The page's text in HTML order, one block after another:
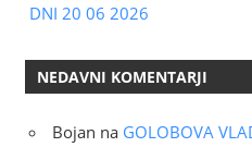
DNI 20 06 2026
NEDAVNI KOMENTARJI
Bojan na GOLOBOVA